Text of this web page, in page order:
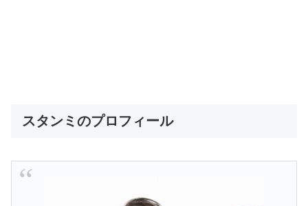
スタンミのプロフィール